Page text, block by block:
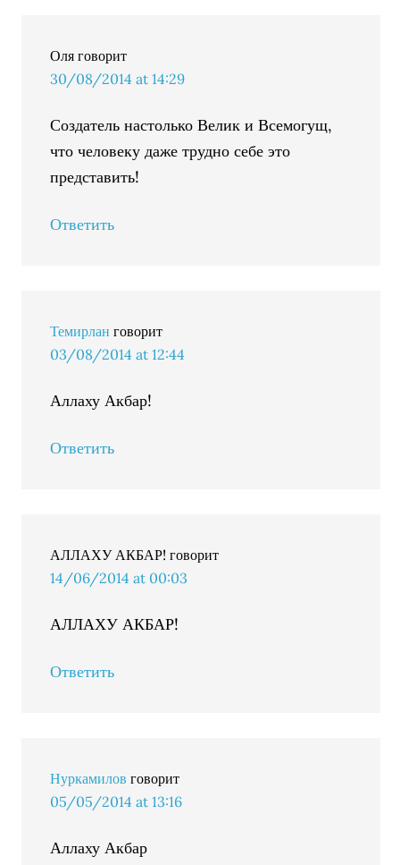
Оля говорит
30/08/2014 at 14:29
Создатель настолько Велик и Всемогущ,
что человеку даже трудно себе это
представить!
Ответить
Темирлан говорит
03/08/2014 at 12:44
Аллаху Акбар!
Ответить
АЛЛАХУ АКБАР! говорит
14/06/2014 at 00:03
АЛЛАХУ АКБАР!
Ответить
Нуркамилов говорит
05/05/2014 at 13:16
Аллаху Акбар